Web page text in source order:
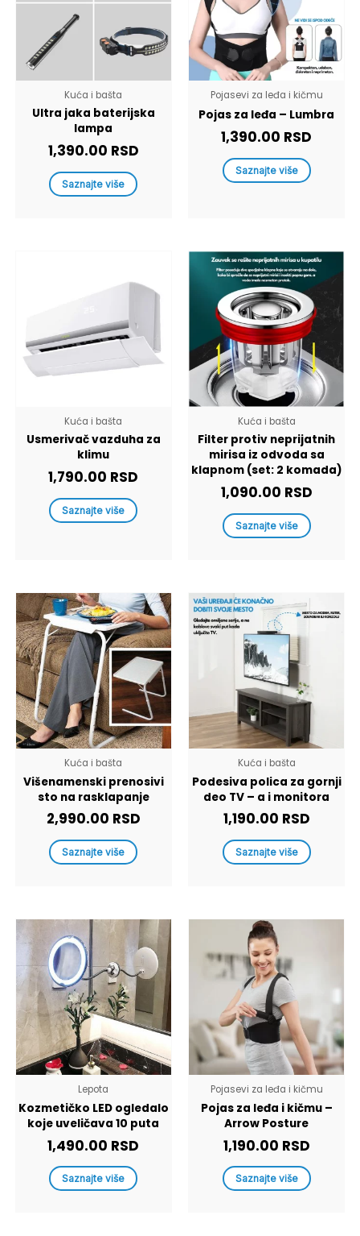
Kuća i bašta
Ultra jaka baterijska
lampa
1,390.00 RSD
Saznajte više
Pojasevi za leđa i kičmu
Pojas za leđa – Lumbra
1,390.00 RSD
Saznajte više
Kuća i bašta
Usmerivač vazduha za
klimu
1,790.00 RSD
Saznajte više
Kuća i bašta
Filter protiv neprijatnih
mirisa iz odvoda sa
klapnom (set: 2 komada)
1,090.00 RSD
Saznajte više
Kuća i bašta
Višenamenski prenosivi
sto na rasklapanje
2,990.00 RSD
Saznajte više
Kuća i bašta
Podesiva polica za gornji
deo TV – a i monitora
1,190.00 RSD
Saznajte više
Lepota
Kozmetičko LED ogledalo
koje uveličava 10 puta
1,490.00 RSD
Saznajte više
Pojasevi za leđa i kičmu
Pojas za leđa i kičmu –
Arrow Posture
1,190.00 RSD
Saznajte više